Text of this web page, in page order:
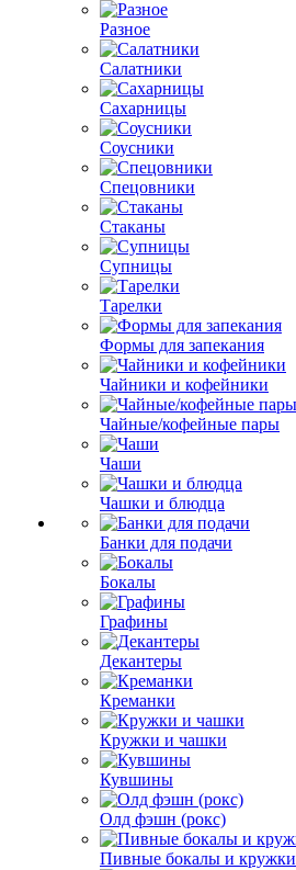
Разное
Салатники
Сахарницы
Соусники
Спецовники
Стаканы
Супницы
Тарелки
Формы для запекания
Чайники и кофейники
Чайные/кофейные пары
Чаши
Чашки и блюдца
Банки для подачи
Бокалы
Графины
Декантеры
Креманки
Кружки и чашки
Кувшины
Олд фэшн (рокс)
Пивные бокалы и кружки